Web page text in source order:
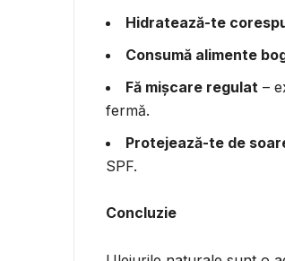
Hidratează-te
Consumă alimente
Fă mișcare regulat –
fermă.
Protejează-te de
SPF.
Concluzie